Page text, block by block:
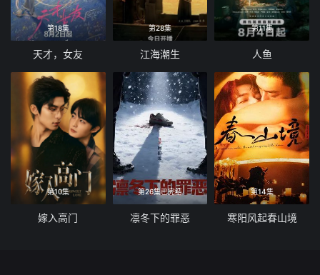
第18集
天才，女友
第28集
江海潮生
第11集
人鱼
第10集
嫁入高门
第26集已完结
凛冬下的罪恶
第14集
寒阳风起春山境